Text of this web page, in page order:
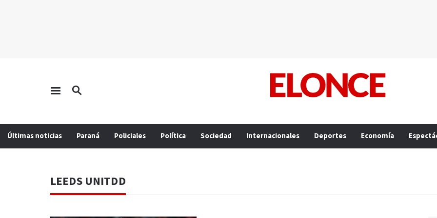
Últimas noticias Paraná Policiales Política Sociedad Internacionales Deportes Economía
LEEDS UNITDD